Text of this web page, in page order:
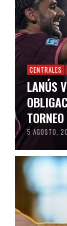
CENTRALES
LANÚS
5 AGOSTO,